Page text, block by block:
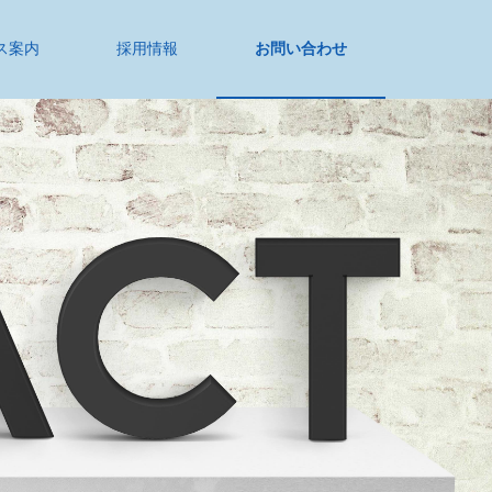
案内 採用情報 お問い合わせ